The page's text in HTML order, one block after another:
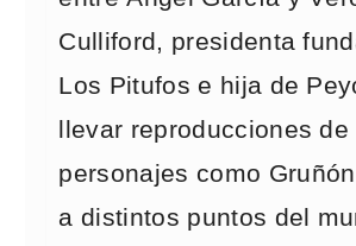
Culliford, presidenta
Los Pitufos e hija de
llevar reproducciones de
personajes como
a distintos puntos del